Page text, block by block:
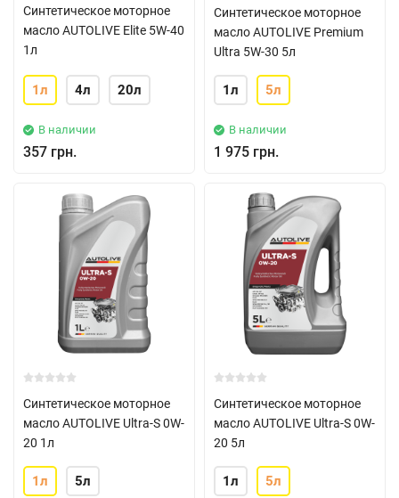
Синтетическое моторное
масло AUTOLIVE Elite 5W-40
1л
1л 4л 20л
В наличии
357 грн.
Синтетическое моторное
масло AUTOLIVE Premium
Ultra 5W-30 5л
1л 5л
В наличии
1 975 грн.
Синтетическое моторное
масло AUTOLIVE Ultra-S 0W-
20 1л
1л 5л
Синтетическое моторное
масло AUTOLIVE Ultra-S 0W-
20 5л
1л 5л